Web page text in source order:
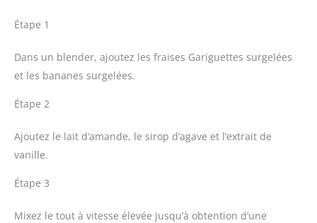
Étape 1
Dans un blender, ajoutez les fraises Gariguettes surgelées
et les bananes surgelées.
Étape 2
Ajoutez le lait d’amande, le sirop d’agave et l’extrait de
vanille.
Étape 3
Mixez le tout à vitesse élevée jusqu’à obtention d’une